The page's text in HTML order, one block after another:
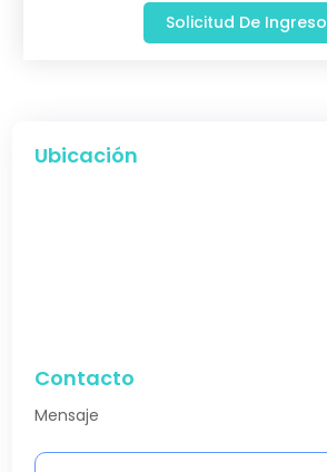
Solicitud De Ingreso
Ubicación
Contacto
Mensaje